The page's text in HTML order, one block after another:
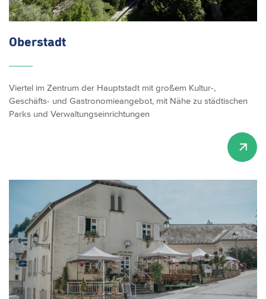
Oberstadt
Viertel im Zentrum der Hauptstadt mit großem Kultur-,
Geschäfts- und Gastronomieangebot, mit Nähe zu städtischen
Parks und Verwaltungseinrichtungen